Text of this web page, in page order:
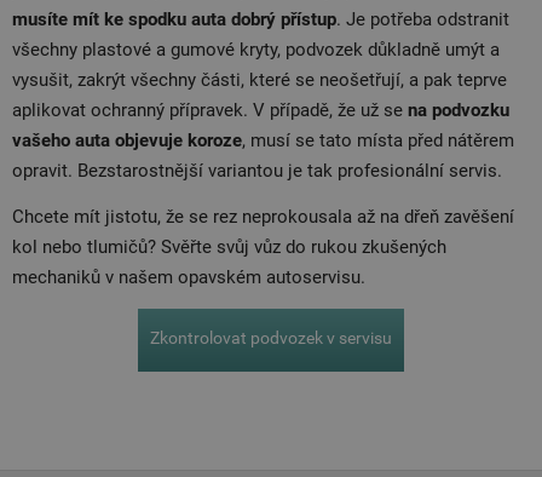
musíte mít ke spodku auta dobrý přístup. Je potřeba odstranit
všechny plastové a gumové kryty, podvozek důkladně umýt a
vysušit, zakrýt všechny části, které se neošetřují, a pak teprve
aplikovat ochranný přípravek. V případě, že už se na podvozku
vašeho auta objevuje koroze, musí se tato místa před nátěrem
opravit. Bezstarostnější variantou je tak profesionální servis.
Chcete mít jistotu, že se rez neprokousala až na dřeň zavěšení
kol nebo tlumičů? Svěřte svůj vůz do rukou zkušených
mechaniků v našem opavském autoservisu.
Zkontrolovat podvozek v servisu